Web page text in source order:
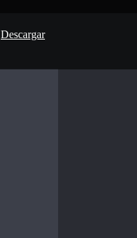
Descargar